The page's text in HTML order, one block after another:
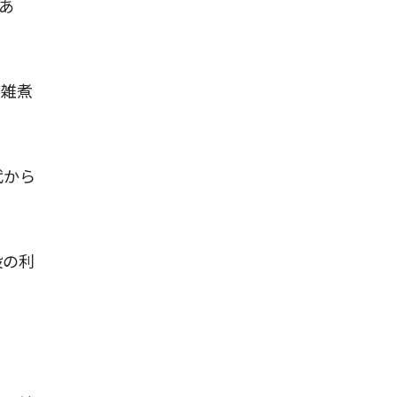
煮
ら
利